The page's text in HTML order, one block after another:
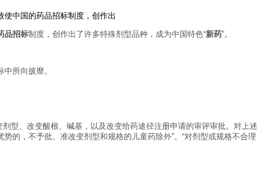
中国的药品招标制度，创作出
品招标制度，创作出了许多特殊剂型品种，成为中国特色“新药”。
所向披靡。
型、改变酸根、碱基，以及改变给药途径注册申请的审评审批。对上述
的，不予批。准改变剂型和规格的儿童药除外”。“对剂型或规格不合理